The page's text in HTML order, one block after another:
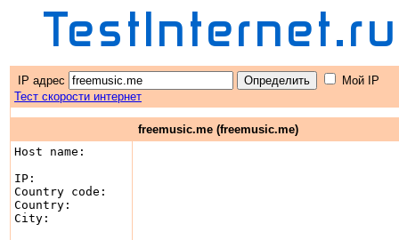
IP адрес
Мой IP
Тест скорости интернет
freemusic.me (freemusic.me)
Host name:
IP:
Country code:
Country: